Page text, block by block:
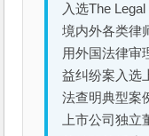
入选The
境内外各类律
用外国法律审
益纠纷案入选
法查明典型案
上市公司独立